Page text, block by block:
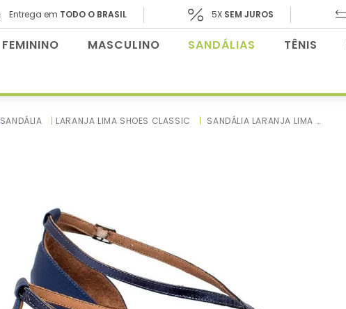
Entrega em TODO O BRASIL 5X SEM JUROS
FEMININO MASCULINO SANDÁLIAS TÊNIS
SANDÁLIA LARANJA LIMA SHOES CLASSIC SANDÁLIA LARANJA LIMA SHOES CLASSIC SALTO DE 5 CM EM COURO AZUL - CODIGO - 3998